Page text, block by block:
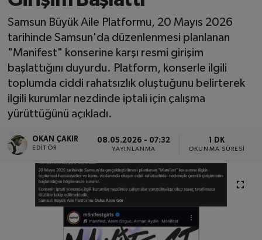
Samsun Büyük Aile Platformu, 20 Mayıs 2026
tarihinde Samsun'da düzenlenmesi planlanan
"Manifest" konserine karşı resmi girişim
başlattığını duyurdu. Platform, konserle ilgili
toplumda ciddi rahatsızlık oluştuğunu belirterek
ilgili kurumlar nezdinde iptali için çalışma
yürüttüğünü açıkladı.
OKAN ÇAKIR
EDITÖR
08.05.2026 - 07:32
YAYINLANMA
1 DK
OKUNMA SÜRESI
SPOR
EKONOMİ
TEKNOLOJİ
YAŞAM
YEMEK